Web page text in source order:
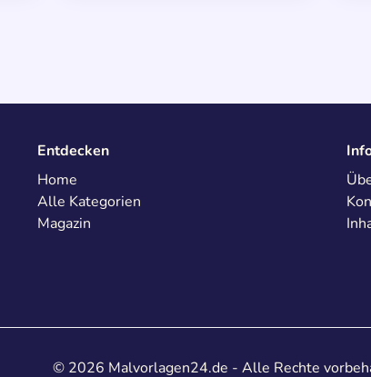
Entdecken
Home
Alle Kategorien
Magazin
© 2026 Malvorlagen24.de - Alle Rechte